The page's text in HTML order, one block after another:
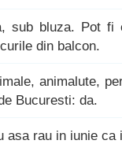
sub bluza. Pot fi
din balcon.
animalute,
Bucuresti: da.
asa rau in iunie ca